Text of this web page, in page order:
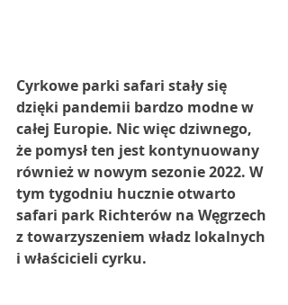
Cyrkowe parki safari stały się
dzięki pandemii bardzo modne w
całej Europie. Nic więc dziwnego,
że pomysł ten jest kontynuowany
również w nowym sezonie 2022. W
tym tygodniu hucznie otwarto
safari park Richterów na Węgrzech
z towarzyszeniem władz lokalnych
i właścicieli cyrku.